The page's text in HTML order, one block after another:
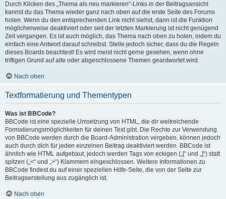
Durch Klicken des „Thema als neu markieren“-Links in der Beitragsansicht
kannst du das Thema wieder ganz nach oben auf die erste Seite des Forums
holen. Wenn du den entsprechenden Link nicht siehst, dann ist die Funktion
möglicherweise deaktiviert oder seit der letzten Markierung ist nicht genügend
Zeit vergangen. Es ist auch möglich, das Thema nach oben zu holen, indem du
einfach eine Antwort darauf schreibst. Stelle jedoch sicher, dass du die Regeln
dieses Boards beachtest! Es wird meist nicht gerne gesehen, wenn ohne
triftigen Grund auf alte oder abgeschlossene Themen geantwortet wird.
Nach oben
Textformatierung und Thementypen
Was ist BBCode?
BBCode ist eine spezielle Umsetzung von HTML, die dir weitreichende
Formatierungsmöglichkeiten für deinen Text gibt. Die Rechte zur Verwendung
von BBCode werden durch die Board-Administration vergeben, können jedoch
auch durch dich für jeden einzelnen Beitrag deaktiviert werden. BBCode ist
ähnlich wie HTML aufgebaut, jedoch werden Tags von eckigen („[“ und „]“) statt
spitzen („<“ und „>“) Klammern eingeschlossen. Weitere Informationen zu
BBCode findest du auf einer speziellen Hilfe-Seite, die von der Seite zur
Beitragserstellung aus zugänglich ist.
Nach oben